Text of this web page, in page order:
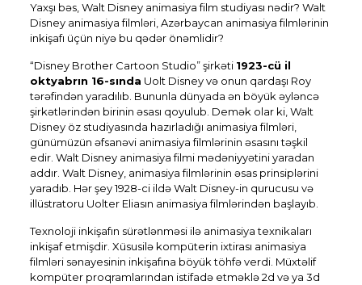
Yaxşı bəs, Walt Disney animasiya film studiyası nədir? Walt
Disney animasiya filmləri, Azərbaycan animasiya filmlərinin
inkişafı üçün niyə bu qədər önəmlidir?
“Disney Brother Cartoon Studio” şirkəti 1923-cü il
oktyabrın 16-sında Uolt Disney və onun qardaşı Roy
tərəfindən yaradılıb. Bununla dünyada ən böyük əyləncə
şirkətlərindən birinin əsası qoyulub. Demək olar ki, Walt
Disney öz studiyasında hazırladığı animasiya filmləri,
günümüzün əfsanəvi animasiya filmlərinin əsasını təşkil
edir. Walt Disney animasiya filmi mədəniyyətini yaradan
addır. Walt Disney, animasiya filmlərinin əsas prinsiplərini
yaradıb. Hər şey 1928-ci ildə Walt Disney-in qurucusu və
illüstratoru Uolter Eliasın animasiya filmlərindən başlayıb.
Texnoloji inkişafın sürətlənməsi ilə animasiya texnikaları
inkişaf etmişdir. Xüsusilə kompüterin ixtirası animasiya
filmləri sənayesinin inkişafına böyük töhfə verdi. Müxtəlif
kompüter proqramlarından istifadə etməklə 2d və ya 3d